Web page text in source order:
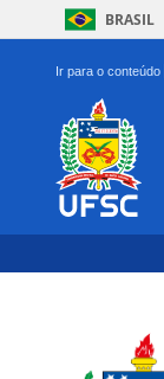
BRASIL
Ir para o conteúdo